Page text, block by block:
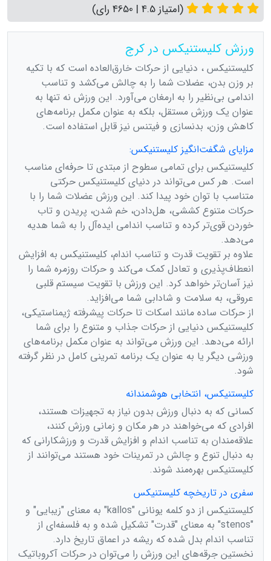
(امتیاز 4.5 | 4650 رای)
ورزش کلیستنیکس در کرج
کلیستنیکس ، دنیایی از حرکات خارق‌العاده است که با تکیه
بر وزن بدن، عضلات شما را به چالش می‌کشد و تناسب
اندامی بی‌نظیر را به ارمغان می‌آورد. این ورزش نه تنها به
عنوان یک ورزش مستقل، بلکه به عنوان مکمل برنامه‌های
کاهش وزن، بدنسازی و فیتنس نیز قابل استفاده است.
مزایای شگفت‌انگیز کلیستنیکس:
کلیستنیکس برای تمامی سطوح از مبتدی تا حرفه‌ای مناسب
است. هر کس می‌تواند در دنیای کلیستنیکس حرکتی
متناسب با توان خود پیدا کند. این ورزش عضلات شما را با
حرکات متنوع کششی، هل‌دادن، خم شدن، پریدن و تاب
خوردن قوی‌تر کرده و تناسب اندامی ایده‌آل را به شما هدیه
می‌دهد.
علاوه بر تقویت قدرت و تناسب اندام، کلیستنیکس به افزایش
انعطاف‌پذیری و تعادل کمک می‌کند و حرکات روزمره شما را
نیز آسان‌تر خواهد کرد. این ورزش با تقویت سیستم قلبی
عروقی، به سلامت و شادابی شما می‌افزاید.
از حرکات ساده مانند اسکات تا حرکات پیشرفته ژیمناستیکی،
کلیستنیکس دنیایی از حرکات جذاب و متنوع را برای شما
ارائه می‌دهد. این ورزش می‌تواند به عنوان مکمل برنامه‌های
ورزشی دیگر یا به عنوان یک برنامه تمرینی کامل در نظر گرفته
شود.
کلیستنیکس، انتخابی هوشمندانه
کسانی که به دنبال ورزش بدون نیاز به تجهیزات هستند،
افرادی که می‌خواهند در هر مکان و زمانی ورزش کنند،
علاقه‌مندان به تناسب اندام و افزایش قدرت و ورزشکارانی که
به دنبال تنوع و چالش در تمرینات خود هستند می‌توانند از
کلیستنیکس بهره‌مند شوند.
سفری در تاریخچه کلیستنیکس
کلیستنیکس از دو کلمه یونانی "kallos" به معنای "زیبایی" و
"stenos" به معنای "قدرت" تشکیل شده و به فلسفه‌ای از
تناسب اندام بدل شده که ریشه در اعماق تاریخ دارد.
نخستین جرقه‌های این ورزش را می‌توان در حرکات آکروباتیک